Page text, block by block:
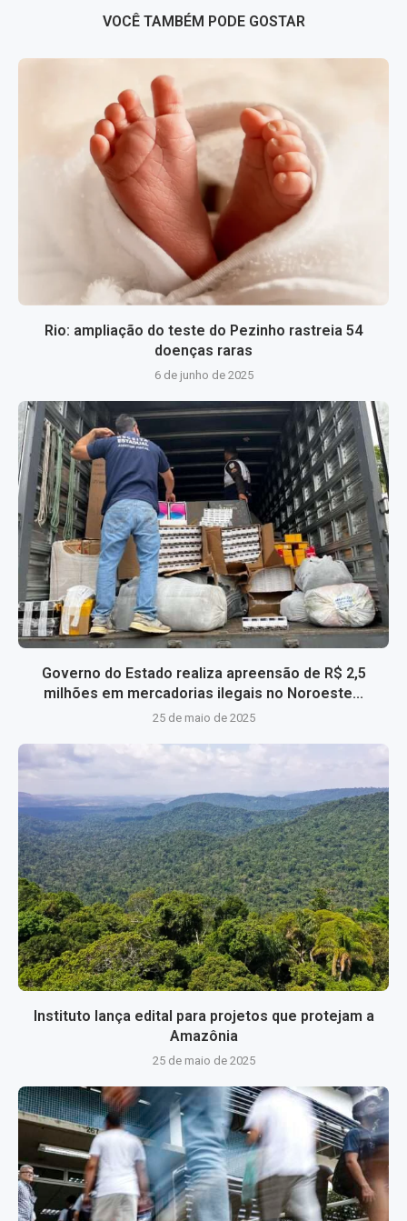
VOCÊ TAMBÉM PODE GOSTAR
Rio: ampliação do teste do Pezinho rastreia 54
doenças raras
6 de junho de 2025
Governo do Estado realiza apreensão de R$ 2,5
milhões em mercadorias ilegais no Noroeste...
25 de maio de 2025
Instituto lança edital para projetos que protejam a
Amazônia
25 de maio de 2025